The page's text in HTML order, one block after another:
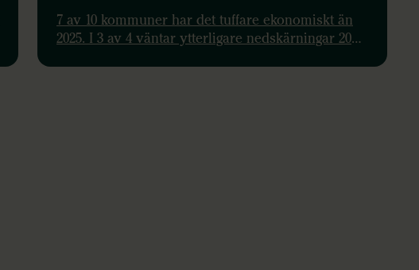
7 av 10 kommuner har det tuffare ekonomiskt än
2025. I 3 av 4 väntar ytterligare nedskärningar 2025.